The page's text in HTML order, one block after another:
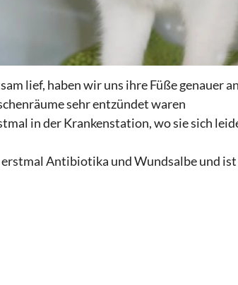
lief, haben wir uns ihre Füße genauer
sehr entzündet waren
in der Krankenstation, wo sie sich
Antibiotika und Wundsalbe und ist